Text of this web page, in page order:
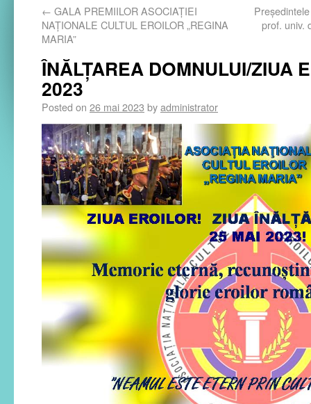
← GALA PREMIILOR ASOCIAŢIEI
NAŢIONALE CULTUL EROILOR „REGINA
MARIA”
prof. univ.
ÎNĂLŢAREA DOMNULUI/ZIUA
2023
Posted on 26 mai 2023 byadministrator